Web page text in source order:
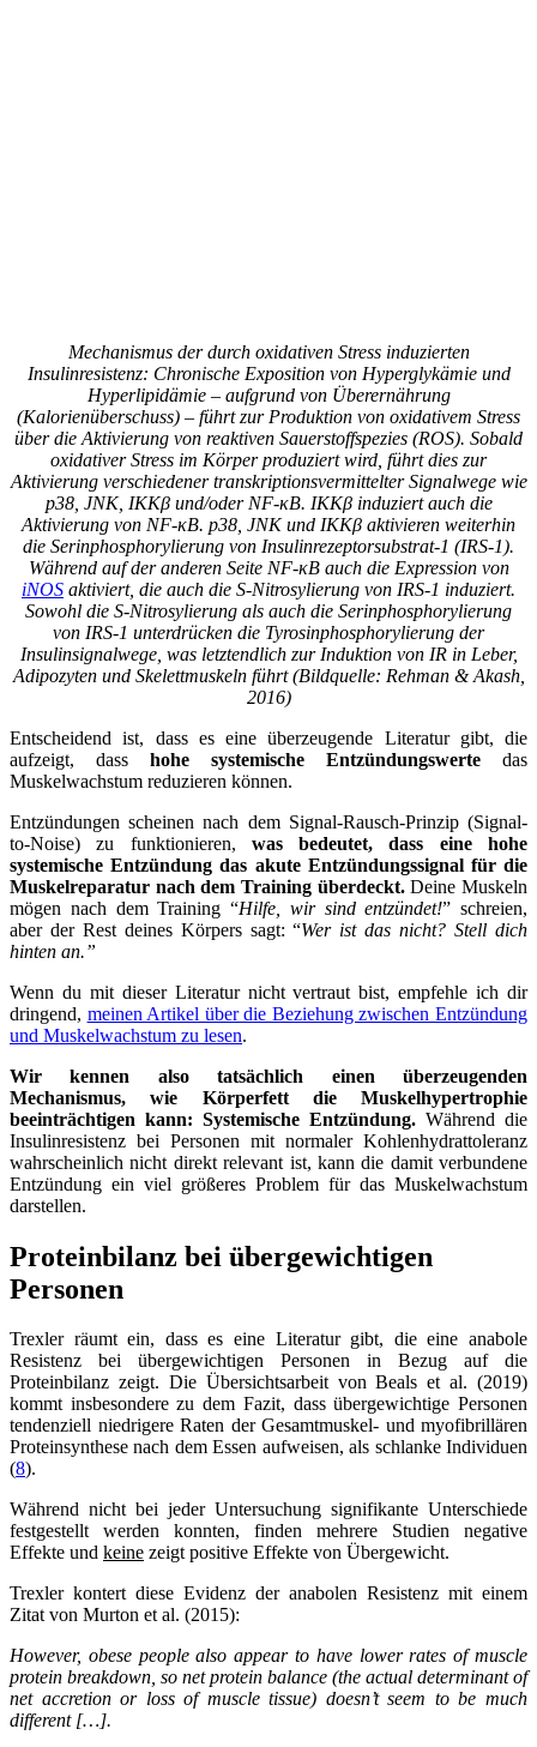
Mechanismus der durch oxidativen Stress induzierten
Insulinresistenz: Chronische Exposition von Hyperglykämie und
Hyperlipidämie – aufgrund von Überernährung
(Kalorienüberschuss) – führt zur Produktion von oxidativem Stress
über die Aktivierung von reaktiven Sauerstoffspezies (ROS). Sobald
oxidativer Stress im Körper produziert wird, führt dies zur
Aktivierung verschiedener transkriptionsvermittelter Signalwege wie
p38, JNK, IKKβ und/oder NF-κB. IKKβ induziert auch die
Aktivierung von NF-κB. p38, JNK und IKKβ aktivieren weiterhin
die Serinphosphorylierung von Insulinrezeptorsubstrat-1 (IRS-1).
Während auf der anderen Seite NF-κB auch die Expression von
iNOS aktiviert, die auch die S-Nitrosylierung von IRS-1 induziert.
Sowohl die S-Nitrosylierung als auch die Serinphosphorylierung
von IRS-1 unterdrücken die Tyrosinphosphorylierung der
Insulinsignalwege, was letztendlich zur Induktion von IR in Leber,
Adipozyten und Skelettmuskeln führt (Bildquelle: Rehman & Akash,
2016)
Entscheidend ist, dass es eine überzeugende Literatur gibt, die
aufzeigt, dass hohe systemische Entzündungswerte das
Muskelwachstum reduzieren können.
Entzündungen scheinen nach dem Signal-Rausch-Prinzip (Signal-
to-Noise) zu funktionieren, was bedeutet, dass eine hohe
systemische Entzündung das akute Entzündungssignal für die
Muskelreparatur nach dem Training überdeckt.Deine Muskeln
mögen nach dem Training “Hilfe, wir sind entzündet!” schreien,
aber der Rest deines Körpers sagt: “Wer ist das nicht? Stell dich
hinten an.”
Wenn du mit dieser Literatur nicht vertraut bist, empfehle ich dir
dringend, meinen Artikel über die Beziehung zwischen Entzündung
und Muskelwachstum zu lesen.
Wir kennen also tatsächlich einen überzeugenden
Mechanismus, wie Körperfett die Muskelhypertrophie
beeinträchtigen kann: Systemische Entzündung. Während die
Insulinresistenz bei Personen mit normaler Kohlenhydrattoleranz
wahrscheinlich nicht direkt relevant ist, kann die damit verbundene
Entzündung ein viel größeres Problem für das Muskelwachstum
darstellen.
Proteinbilanz bei übergewichtigen
Personen
Trexler räumt ein, dass es eine Literatur gibt, die eine anabole
Resistenz bei übergewichtigen Personen in Bezug auf die
Proteinbilanz zeigt. Die Übersichtsarbeit von Beals et al. (2019)
kommt insbesondere zu dem Fazit, dass übergewichtige Personen
tendenziell niedrigere Raten der Gesamtmuskel- und myofibrillären
Proteinsynthese nach dem Essen aufweisen, als schlanke Individuen
(8).
Während nicht bei jeder Untersuchung signifikante Unterschiede
festgestellt werden konnten, finden mehrere Studien negative
Effekte und keine zeigt positive Effekte von Übergewicht.
Trexler kontert diese Evidenz der anabolen Resistenz mit einem
Zitat von Murton et al. (2015):
However, obese people also appear to have lower rates of muscle
protein breakdown, so net protein balance (the actual determinant of
net accretion or loss of muscle tissue) doesn’t seem to be much
different […].